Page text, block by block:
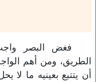
فغض البصر
الطريق، ومن أهم
أن يتتبع بعينيه ما لا